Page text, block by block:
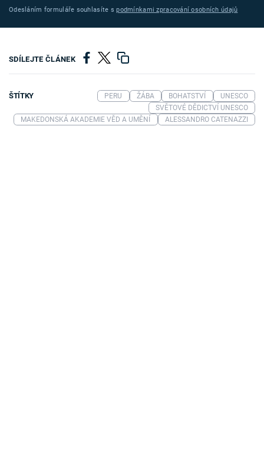
Odesláním formuláře souhlasíte spodmínkami zpracování osobních údajů
SDÍLEJTE ČLÁNEK
ŠTÍTKY PERU ŽÁBA BOHATSTVÍ
UNESCO
SVĚTOVÉ DĚDICTVÍ UNESCO
MAKEDONSKÁ AKADEMIE VĚD A UMĚNÍ
ALESSANDRO CATENAZZI